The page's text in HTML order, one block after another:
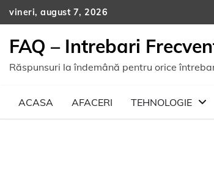
Skip
to
vineri, august 7, 2026
FAQ – Intrebari
Răspunsuri la îndemână pentru orice
ACASA AFACERI TEHNOLOGIE